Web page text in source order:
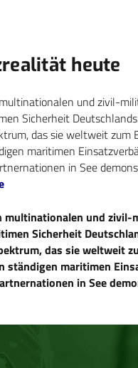
heute
und zivil-
Sicherheit
das sie weltweit zum
maritimen
in See
multinationalen und
Sicherheit
das sie weltweit
ständigen maritimen
in See